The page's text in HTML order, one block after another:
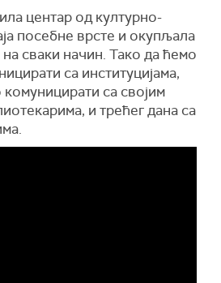
центар од културно-
посебне врсте и окупљала
на сваки начин. Тако да ћемо
са институцијама,
са својим
и трећег дана са